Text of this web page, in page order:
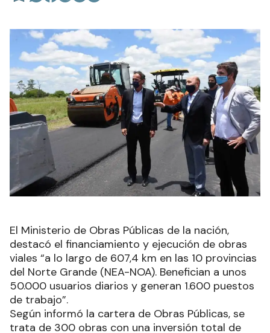
El Ministerio de Obras Públicas de la nación,
destacó el financiamiento y ejecución de obras
viales “a lo largo de 607,4 km en las 10 provincias
del Norte Grande (NEA-NOA). Benefician a unos
50.000 usuarios diarios y generan 1.600 puestos
de trabajo”.
Según informó la cartera de Obras Públicas, se
trata de 300 obras con una inversión total de